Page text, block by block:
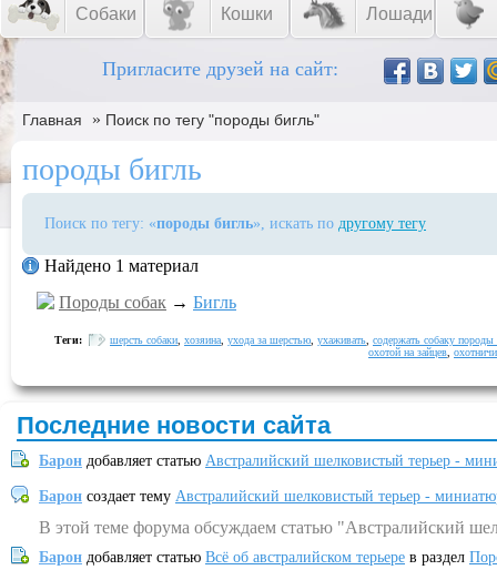
Собаки Кошки Лошади
Пригласите друзей на сайт:
Главная » Поиск по тегу "породы бигль"
породы бигль
Поиск по тегу: «породы бигль», искать по другому тегу
Найдено 1 материал
Породы собак → Бигль
Теги: шерсть собаки хозяина ухода за шерстью ухаживать содержать собаку породы
охотой на зайцев
Последние новости сайта
Барон добавляет статью Австралийский шелковистый терьер -
Барон создает тему Австралийский шелковистый терьер -
В этой теме форума обсуждаем статью "Австралийский
Барон добавляет статью Всё об австралийском терьере в раздел